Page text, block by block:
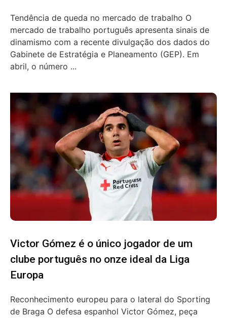
Tendência de queda no mercado de trabalho O
mercado de trabalho português apresenta sinais de
dinamismo com a recente divulgação dos dados do
Gabinete de Estratégia e Planeamento (GEP). Em
abril, o número ...
Victor Gómez é o único jogador de um
clube português no onze ideal da Liga
Europa
Reconhecimento europeu para o lateral do Sporting
de Braga O defesa espanhol Victor Gómez, peça